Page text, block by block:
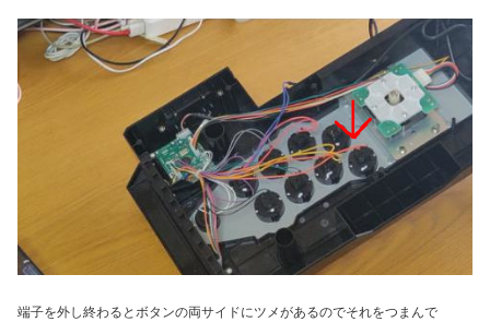
端子を外し終わるとボタンの両サイドにツメがあるのでそれをつまんで